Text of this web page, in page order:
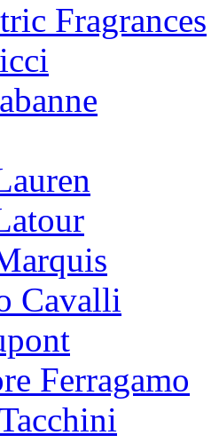
Fragrances
Cavalli
Ferragamo